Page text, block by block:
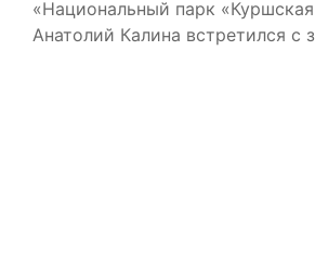
«Национальный парк
Анатолий Калина встретился с